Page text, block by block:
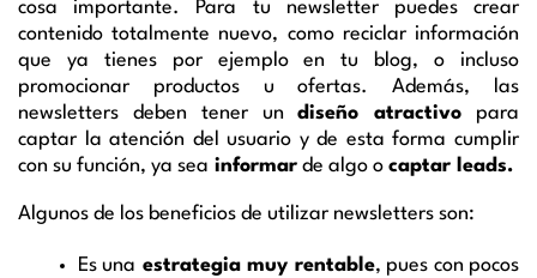
cosa importante. Para tu newsletter puedes crear
contenido totalmente nuevo, como reciclar información
que ya tienes por ejemplo en tu blog, o incluso
promocionar productos u ofertas. Además, las
newsletters deben tener undiseño atractivo para
captar la atención del usuario y de esta forma cumplir
con su función, ya sea informar de algo o captar leads.
Algunos de los beneficios de utilizar newsletters son:
Es una estrategia muy rentable, pues con pocos